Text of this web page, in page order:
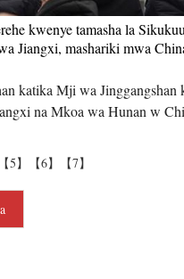
اردو
हिन्दी
kwenye tamasha la
Jiangxi, mashariki mwa
katika Mji wa Jinggangshan
na Mkoa wa Hunan w
【5】 【6】 【7】